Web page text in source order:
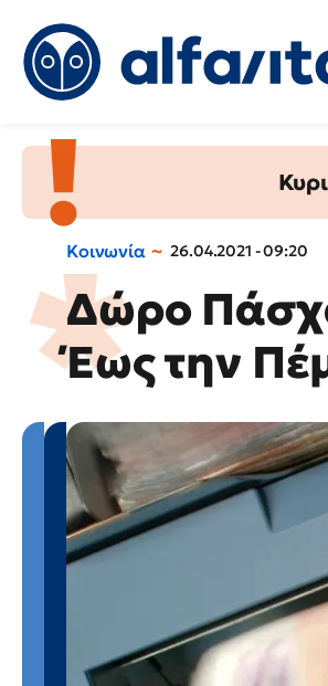
Κοινωνία 26.04.2021 - 09:20
Δώρο
Έως την